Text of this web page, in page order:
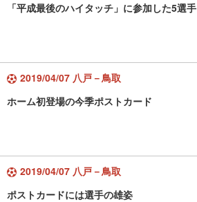
「平成最後のハイタッチ」に参加した5選手
2019/04/07 八戸－鳥取
ホーム初登場の今季ポストカード
2019/04/07 八戸－鳥取
ポストカードには選手の雄姿